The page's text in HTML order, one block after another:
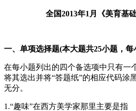
全国2013年1月《美育基
一、单项选择题(本大题共25小题，每
在每小题列出的四个备选项中只有一
将其选出并将“答题纸”的相应代码涂
无分。
1.“趣味”在西方美学家那里主要是指